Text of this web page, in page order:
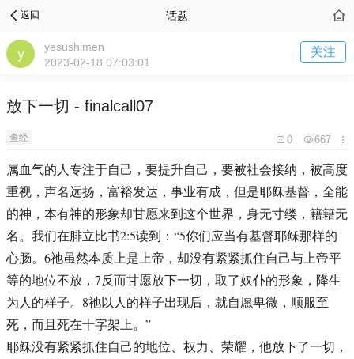
返回 话题
yesushimen
2023-02-18 07:03:01
关注
放下一切 - finalcall07
查经 0 667
属血气的人专注于自己，要提升自己，要被社会接纳，被高度
重视，声名远扬，富裕发达，事业有成，但是耶稣基督，全能
的神，本有神的形象却甘愿来到这个世界，身无寸缕，籍籍无
名。我们在腓立比书2:5读到：“5你们应当有基督耶稣那样的
心肠。6祂虽然本质上是上帝，却没有紧紧抓住自己与上帝平
等的地位不放，7反而甘愿放下一切，取了奴仆的形象，降生
为人的样子。8祂以人的样子出现后，就自愿卑微，顺服至
死，而且死在十字架上。”
耶稣没有紧紧抓住自己的地位、权力、荣耀，他放下了一切，